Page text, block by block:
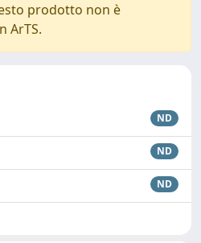
prodotto non è
ArTS.
ND
ND
ND